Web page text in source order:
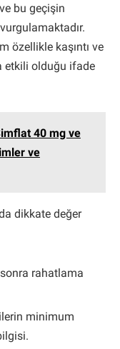
bu geçişin
özellikle kaşıntı ve
etkili olduğu ifade
40 mg ve
ve
dikkate değer
rahatlama
minimum